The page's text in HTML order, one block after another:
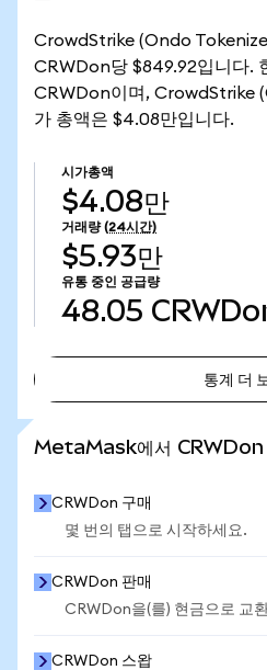
CrowdStrike (Ondo
CRWDon당 $849.92입니다.
CRWDon이며, CrowdStrike
가 총액은 $4.08만입니다.
시가총액
$4.08만
거래량 (24시간)
$5.93만
유통 중인 공급량
48.05
통계 더
MetaMask에서 CRWDon
CRWDon 구매
몇 번의 탭으로 시작하세요.
CRWDon 판매
CRWDon을(를) 현금으로 교
CRWDon 스왑